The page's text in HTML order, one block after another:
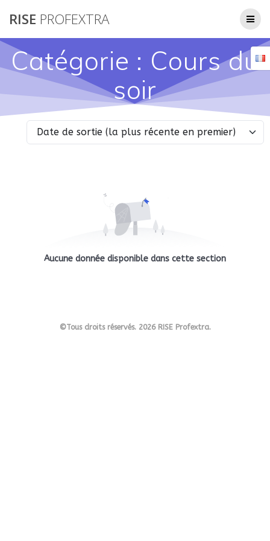
RISE PROFEXTRA
Catégorie : Cours du
soir
Aucune donnée disponible dans cette section
©Tous droits réservés. 2026 RISE Profextra.